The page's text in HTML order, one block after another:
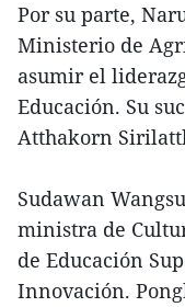
Por su parte,
Ministerio de
asumir el
Educación. Su
Atthakorn
Sudawan
ministra de
de Educación
Innovación.